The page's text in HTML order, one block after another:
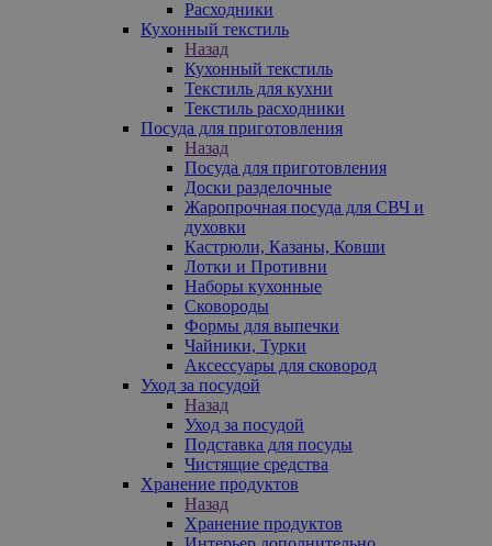
Расходники
Кухонный текстиль
Назад
Кухонный текстиль
Текстиль для кухни
Текстиль расходники
Посуда для приготовления
Назад
Посуда для приготовления
Доски разделочные
Жаропрочная посуда для СВЧ и
духовки
Кастрюли, Казаны, Ковши
Лотки и Противни
Наборы кухонные
Сковороды
Формы для выпечки
Чайники, Турки
Аксессуары для сковород
Уход за посудой
Назад
Уход за посудой
Подставка для посуды
Чистящие средства
Хранение продуктов
Назад
Хранение продуктов